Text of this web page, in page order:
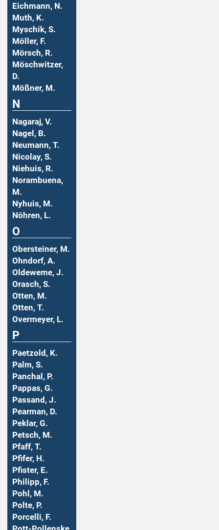
Eichmann, N.
Muth, K.
Myschik, S.
Möller, F.
Mörsch, R.
Möschwitzer,
D.
Mößner, M.
N
Nagaraj, V.
Nagel, B.
Neumann, T.
Nicolay, S.
Niehuis, R.
Norambuena,
M.
Nyhuis, M.
Nöhren, L.
O
Obersteiner, M.
Ohndorf, A.
Oldeweme, J.
Orasch, S.
Otten, M.
Otten, T.
Overmeyer, L.
P
Paetzold, K.
Palm, S.
Panchal, P.
Pappas, G.
Passand, J.
Pearman, D.
Peklar, G.
Petsch, M.
Pfaff, T.
Pfifer, H.
Pfister, E.
Philipp, F.
Pohl, M.
Polte, P.
Porcelli, F.